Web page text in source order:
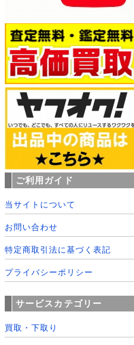
ご利用ガイド
当サイトについて
お問い合わせ
特定商取引法に基づく表記
プライバシーポリシー
サービスカテゴリー
買取・下取り